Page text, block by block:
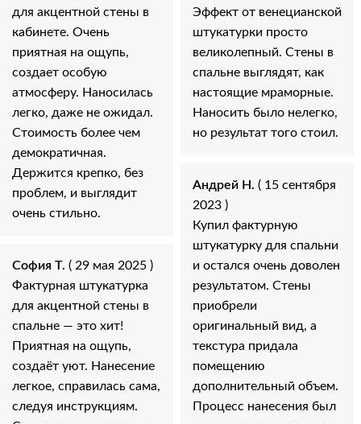
для акцентной стены в
кабинете. Очень
приятная на ощупь,
создает особую
атмосферу. Наносилась
легко, даже не ожидал.
Стоимость более чем
демократичная.
Держится крепко, без
проблем, и выглядит
очень стильно.
София Т. ( 29 мая 2025 )
Фактурная штукатурка
для акцентной стены в
спальне — это хит!
Приятная на ощупь,
создаёт уют. Нанесение
легкое, справилась сама,
следуя инструкциям.
Эффект от венецианской
штукатурки просто
великолепный. Стены в
спальне выглядят, как
настоящие мраморные.
Наносить было нелегко,
но результат того стоил.
Андрей Н. ( 15 сентября
2023 )
Купил фактурную
штукатурку для спальни
и остался очень доволен
результатом. Стены
приобрели
оригинальный вид, а
текстура придала
помещению
дополнительный объем.
Процесс нанесения был